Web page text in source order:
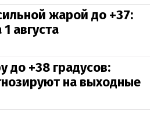
жарой до +37:
августа
до +38 градусов:
на выходные